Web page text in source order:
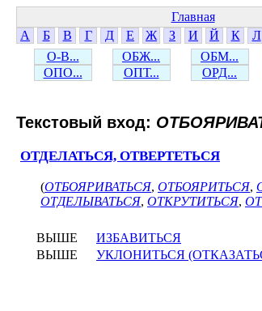
Главная
А
Б В Г Д Е Ж З И Й К Л
О-В...
ОБЖ... ОБМ...
ОПО...
ОПТ... ОРД...
Текстовый вход:
ОТДЕЛАТЬСЯ, ОТВЕРТЕТЬСЯ
(ОТБОЯРИВАТЬСЯ, ОТБОЯРИТЬСЯ,
ОТДЕЛЫВАТЬСЯ, ОТКРУТИТЬСЯ,
ВЫШЕ
ИЗБАВИТЬСЯ
ВЫШЕ
УКЛОНИТЬСЯ